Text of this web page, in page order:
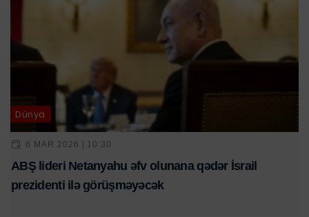
Dünya
6 MAR 2026 | 10:30
ABŞ lideri Netanyahu əfv olunana qədər İsrail
prezidenti ilə görüşməyəcək